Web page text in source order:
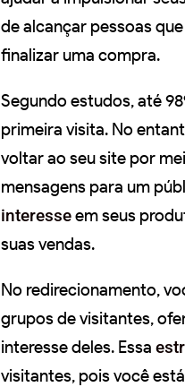
de alcançar pessoas
finalizar uma compra.
Segundo estudos, até
primeira visita. No
voltar ao seu site por
mensagens para um
interesseem seus
suas vendas.
No redirecionamento,
grupos de visitantes,
interesse deles. Essa
visitantes, pois você